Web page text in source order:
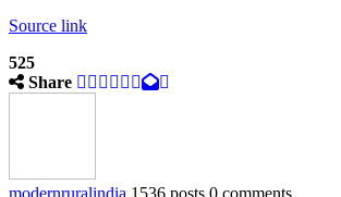
Source link
525
Share